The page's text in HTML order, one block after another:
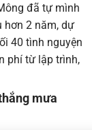
đã tự mình
hơn 2 năm, dự
40 tình nguyện
phí từ lập trình,
mưa